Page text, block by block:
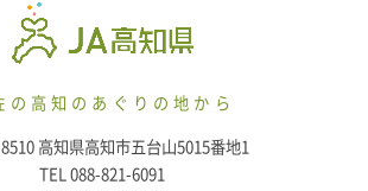
の高知のあぐりの地から
高知県高知市五台山5015番地1
TEL 088-821-6091